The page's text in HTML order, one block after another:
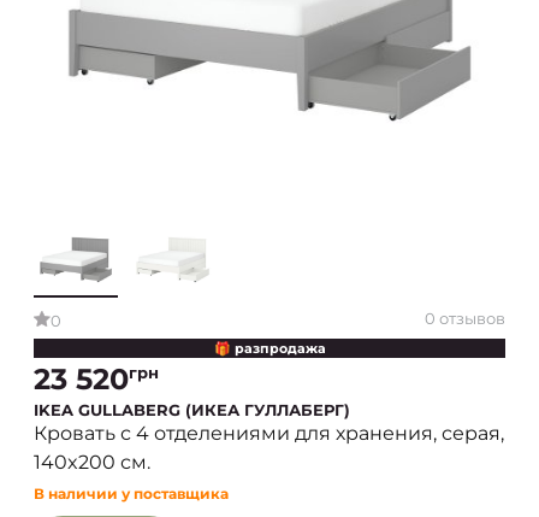
0 0 отзывов
🎁 разпродажа
23 520грн
IKEA GULLABERG (ИКЕА ГУЛЛАБЕРГ)
Кровать с 4 отделениями для хранения, серая,
140x200 см.
В наличии у поставщика